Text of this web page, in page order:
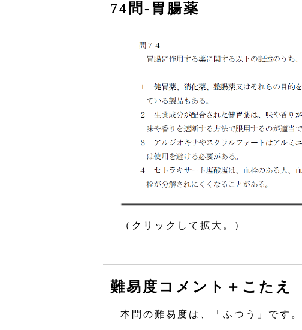
74問‐胃腸薬
（クリックして拡大。）
難易度コメント＋こたえ
本問の難易度は、「ふつう」です。